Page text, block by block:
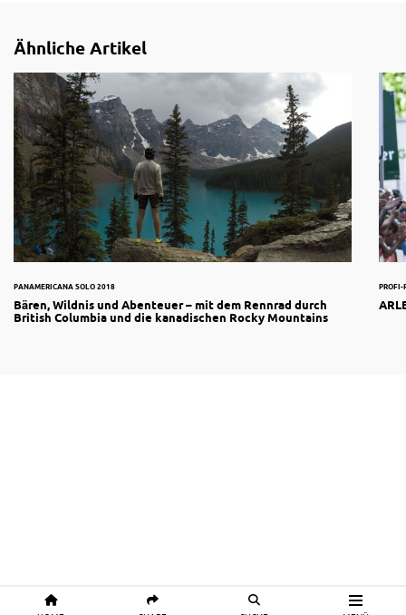
Ähnliche Artikel
PANAMERICANA SOLO 2018
Bären, Wildnis und Abenteuer – mit dem Rennrad durch
British Columbia und die kanadischen Rocky Mountains
PROFI-